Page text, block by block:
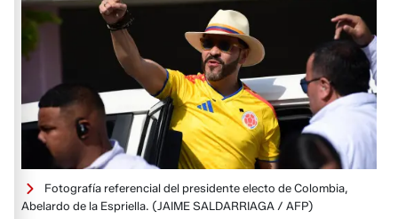
Fotografía referencial del presidente electo de Colombia,
Abelardo de la Espriella. (JAIME SALDARRIAGA / AFP)